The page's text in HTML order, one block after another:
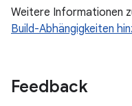
Weitere Informationen
Build-Abhängigkeiten
Feedback